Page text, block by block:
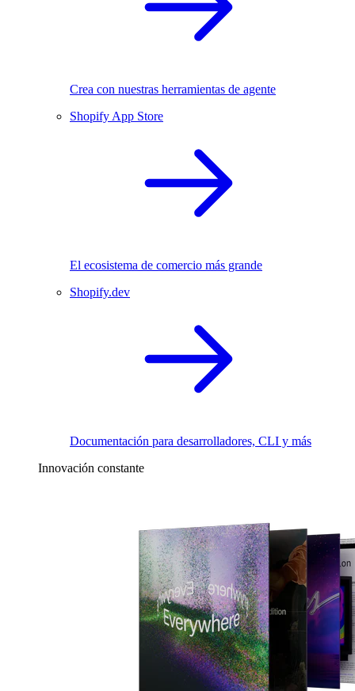
Crea con nuestras herramientas de agente
Shopify App Store
El ecosistema de comercio más grande
Shopify.dev
Documentación para desarrolladores, CLI y más
Innovación constante